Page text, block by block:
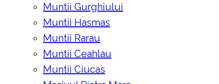
Muntii Gurghiului
Muntii Hasmas
Muntii Rarau
Muntii Ceahlau
Muntii Ciucas